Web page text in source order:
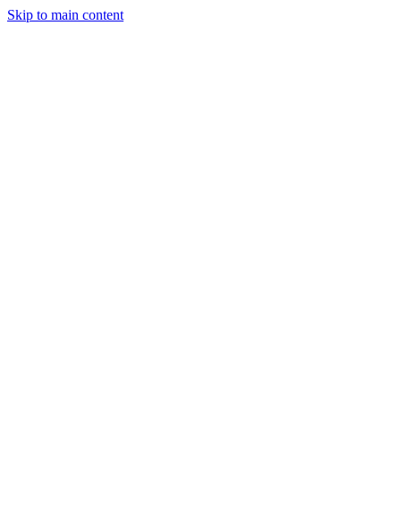
Skip to main content